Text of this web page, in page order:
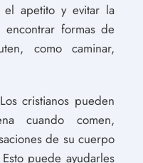
el apetito y evitar la
formas de
como caminar,
cristianos pueden
cuando comen,
de su cuerpo
puede ayudarles